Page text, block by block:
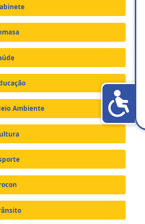
Ambiente